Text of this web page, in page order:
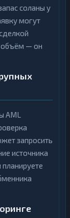
соланы у
могут
объём — он
AML
запросить
источника
планируете